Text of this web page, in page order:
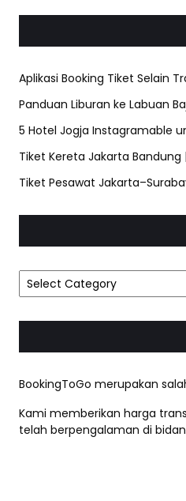
Aplikasi Booking Tiket Selain
Panduan Liburan ke Labuan
5 Hotel Jogja Instagramable
Tiket Kereta Jakarta Bandung
Tiket Pesawat
BookingToGo merupakan
Kami memberikan harga
telah berpengalaman di